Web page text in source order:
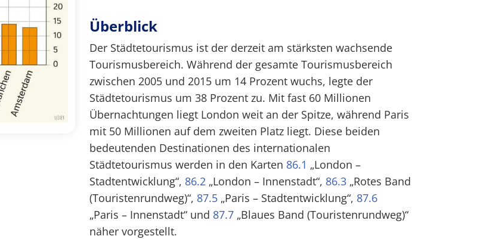
Überblick
Der Städtetourismus ist der derzeit am stärksten wachsende
Tourismusbereich. Während der gesamte Tourismusbereich
zwischen 2005 und 2015 um 14 Prozent wuchs, legte der
Städtetourismus um 38 Prozent zu. Mit fast 60 Millionen
Übernachtungen liegt London weit an der Spitze, während Paris
mit 50 Millionen auf dem zweiten Platz liegt. Diese beiden
bedeutenden Destinationen des internationalen
Städtetourismus werden in den Karten 86.1 „London –
Stadtentwicklung“, 86.2 „London – Innenstadt“, 86.3 „Rotes Band
(Touristenrundweg)“, 87.5 „Paris – Stadtentwicklung“, 87.6
„Paris – Innenstadt“ und 87.7 „Blaues Band (Touristenrundweg)“
näher vorgestellt.